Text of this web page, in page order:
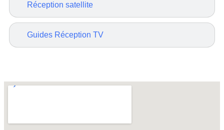
Réception satellite
Guides Réception TV